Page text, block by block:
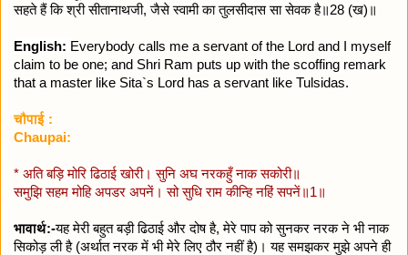
सहते हैं कि श्री सीतानाथजी, जैसे स्वामी का तुलसीदास सा सेवक है॥28 (ख)॥
English: Everybody calls me a servant of the Lord and I myself
claim to be one; and Shri Ram puts up with the scoffing remark
that a master like Sita`s Lord has a servant like Tulsidas.
चौपाई :
Chaupai:
* अति बड़ि मोरि ढिठाई खोरी। सुनि अघ नरकहुँ नाक सकोरी॥
समुझि सहम मोहि अपडर अपनें। सो सुधि राम कीन्हि नहिं सपनें॥1॥
भावार्थ:-यह मेरी बहुत बड़ी ढिठाई और दोष है, मेरे पाप को सुनकर नरक ने भी नाक
सिकोड़ ली है (अर्थात नरक में भी मेरे लिए ठौर नहीं है)। यह समझकर मुझे अपने ही